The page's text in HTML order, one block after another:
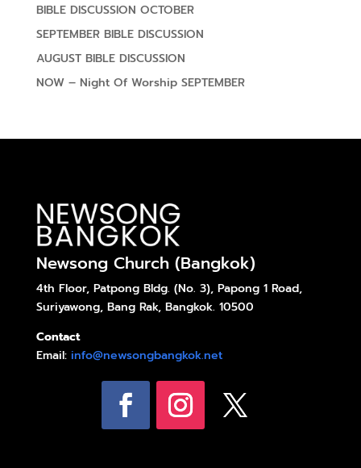
BIBLE DISCUSSION OCTOBER
SEPTEMBER BIBLE DISCUSSION
AUGUST BIBLE DISCUSSION
NOW – Night Of Worship SEPTEMBER
Newsong Church (Bangkok)
4th Floor, Patpong Bldg. (No. 3), Papong 1 Road,
Suriyawong, Bang Rak, Bangkok. 10500
Contact
Email: info@newsongbangkok.net